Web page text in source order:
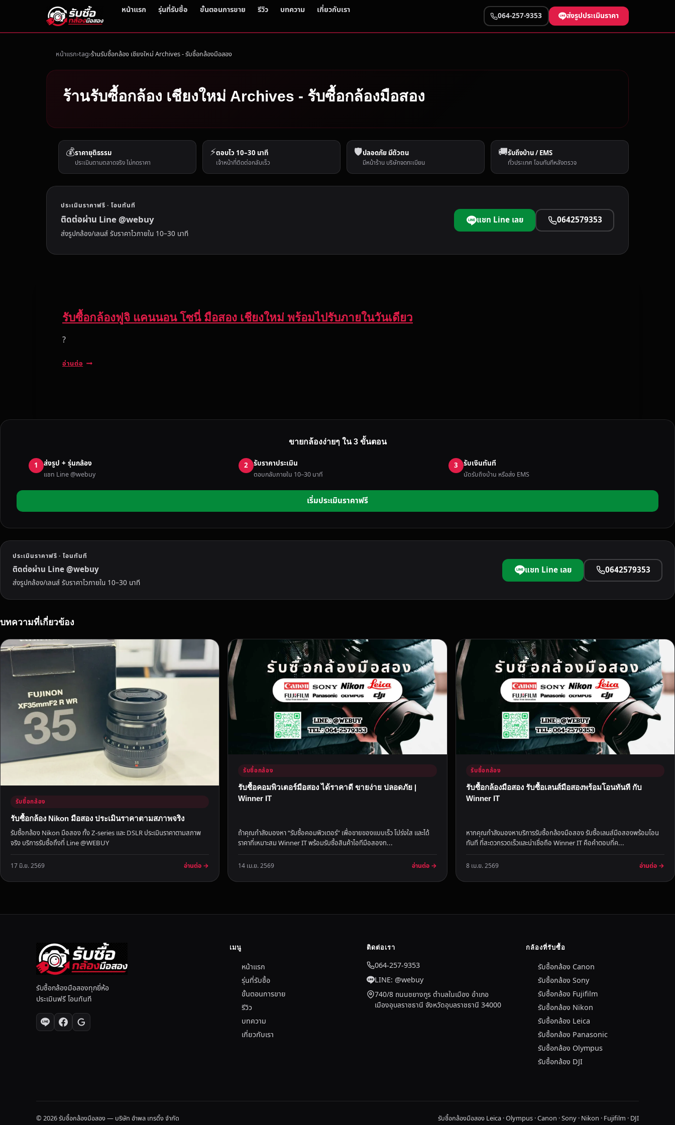
หน้าแรก รุ่นที่รับซื้อ ขั้นตอนการขาย รีวิว บทความ เกี่ยวกับเรา
064-257-9353 ส่งรูปประเมินราคา
หน้าแรก tag ร้านรับซื้อกล้อง เชียงใหม่ Archives - รับซื้อกล้องมือสอง
ร้านรับซื้อกล้อง เชียงใหม่ Archives - รับซื้อกล้องมือสอง
💰ราคายุติธรรม
ประเมินตามตลาดจริง ไม่กดราคา
⚡ตอบไว 10–30 นาที
เจ้าหน้าที่ติดต่อกลับเร็ว
🛡️ปลอดภัย มีตัวตน
มีหน้าร้าน บริษัทจดทะเบียน
🚚รับถึงบ้าน / EMS
ทั่วประเทศ โอนทันทีหลังตรวจ
ประเมินราคาฟรี · โอนทันที
ติดต่อผ่าน Line @webuy
ส่งรูปกล้อง/เลนส์ รับราคาไวภายใน 10–30 นาที
แชท Line เลย 0642579353
รับซื้อกล้องฟูจิ แคนนอน โซนี่ มือสอง เชียงใหม่ พร้อมไปรับภายในวันเดียว
?
อ่านต่อ
ล้
จิ
แ
ค
น
ซ
นี่
มื
เ
ชี
ม
รั
า
ย
ใ
น
น
ย
ขายกล้องง่ายๆ ใน 3 ขั้นตอน
1 ส่งรูป + รุ่นกล้อง
แชท Line @webuy
2 รับราคาประเมิน
ตอบกลับภายใน 10–30 นาที
3 รับเงินทันที
นัดรับถึงบ้าน หรือส่ง EMS
เริ่มประเมินราคาฟรี
ประเมินราคาฟรี · โอนทันที
ติดต่อผ่าน Line @webuy
ส่งรูปกล้อง/เลนส์ รับราคาไวภายใน 10–30 นาที
แชท Line เลย 0642579353
บทความที่เกี่ยวข้อง
รับซื้อกล้อง
รับซื้อกล้อง Nikon มือสอง ประเมินราคาตามสภาพจริง
รับซื้อกล้อง Nikon มือสอง ทั้ง Z-series และ DSLR ประเมินราคาตามสภาพ
จริง บริการรับซื้อถึงที่ Line @WEBUY
17 มิ.ย. 2569 อ่านต่อ →
รับซื้อกล้อง
รับซื้อคอมพิวเตอร์มือสอง ได้ราคาดี ขายง่าย ปลอดภัย |
Winner IT
ถ้าคุณกำลังมองหา “รับซื้อคอมพิวเตอร์” เพื่อขายของแบบเร็ว โปร่งใส และได้
ราคาที่เหมาะสม Winner IT พร้อมรับซื้อสินค้าไอทีมือสองท...
14 เม.ย. 2569 อ่านต่อ →
รับซื้อกล้อง
รับซื้อกล้องมือสอง รับซื้อเลนส์มือสองพร้อมโอนทันที กับ
Winner IT
หากคุณกำลังมองหาบริการรับซื้อกล้องมือสอง รับซื้อเลนส์มือสองพร้อมโอน
ทันที ที่สะดวกรวดเร็วและน่าเชื่อถือ Winner IT คือคำตอบที่ค...
8 เม.ย. 2569 อ่านต่อ →
รับซื้อกล้องมือสองทุกยี่ห้อ
ประเมินฟรี โอนทันที
เมนู
หน้าแรก
รุ่นที่รับซื้อ
ขั้นตอนการขาย
รีวิว
บทความ
เกี่ยวกับเรา
ติดต่อเรา
064-257-9353
LINE: @webuy
740/8 ถนนชยางกูร ตำบลในเมือง อำเภอ
เมืองอุบลราชธานี จังหวัดอุบลราชธานี 34000
กล้องที่รับซื้อ
รับซื้อกล้อง Canon
รับซื้อกล้อง Sony
รับซื้อกล้อง Fujifilm
รับซื้อกล้อง Nikon
รับซื้อกล้อง Leica
รับซื้อกล้อง Panasonic
รับซื้อกล้อง Olympus
รับซื้อกล้อง DJI
© 2026 รับซื้อกล้องมือสอง — บริษัท อำพล เทรดิ้ง จำกัด รับซื้อกล้องมือสอง Leica · Olympus · Canon · Sony · Nikon · Fujifilm · DJI